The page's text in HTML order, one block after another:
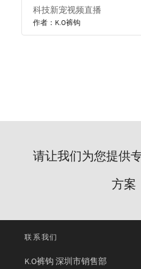
科技新宠视频直播
作者：K.O裤钩
请让我们为您提供
方案
联系我们
K.O裤钩 深圳市销售部